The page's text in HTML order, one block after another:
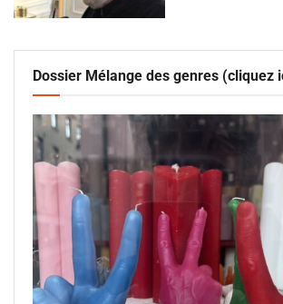
Dossier Mélange des genres (cliquez